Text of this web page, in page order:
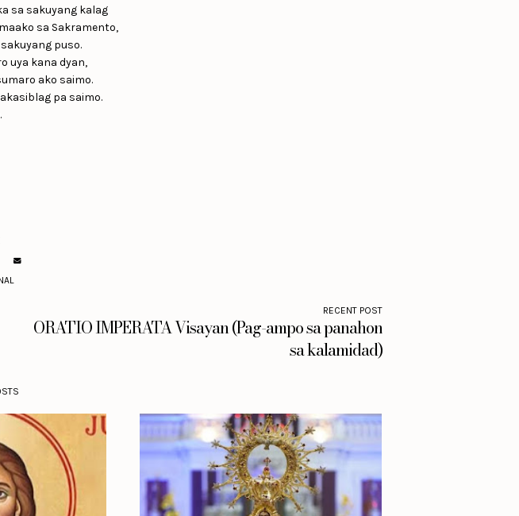
sa sakuyang kalag
sa Sakramento,
puso.
uya kana dyan,
ako saimo.
pa saimo.
RECENT POST
ORATIO IMPERATA Visayan (Pag-ampo sa panahon
sa kalamidad)